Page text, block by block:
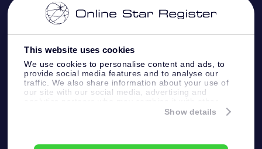
This website uses cookies
We use cookies to personalise content and ads, to
provide social media features and to analyse our
traffic. We also share information about your use of
our site with our social media, advertising and
information that you’ve provided to them or that
Show details
기업 선물
One Million Stars
Fly me to the stars VR 앱
배송 정보
환불 정책
별자리